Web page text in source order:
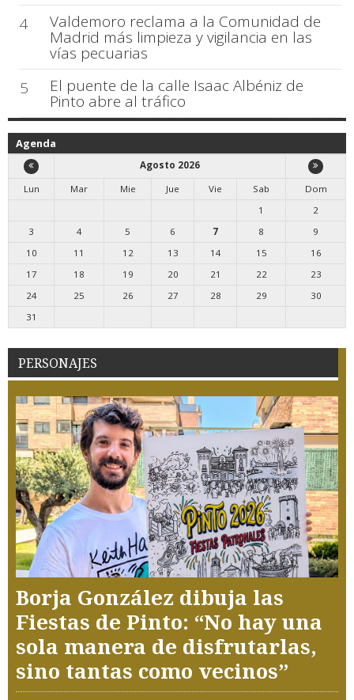
4 Valdemoro reclama a la Comunidad de
Madrid más limpieza y vigilancia en las
vías pecuarias
5
El puente de la calle Isaac Albéniz de
Pinto abre al tráfico
Agenda
Agosto 2026
Lun
Mar Mie Jue Vie Sab
Dom
1
2
3
4 5 6 7 8
9
10
11 12 13 14 15
16
17
18 19 20 21 22
23
24
25 26 27 28 29
30
31
PERSONAJES
Borja González dibuja las
Fiestas de Pinto: “No hay una
sola manera de disfrutarlas,
sino tantas como vecinos”